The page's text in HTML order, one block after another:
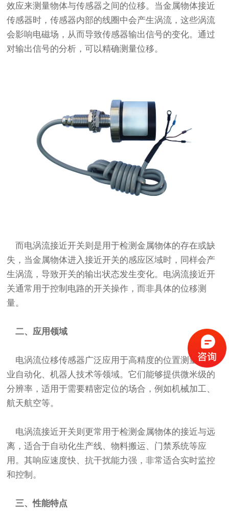
效应来测量物体与传感器之间的位移。当金属物体接近
传感器时，传感器内部的线圈中会产生涡流，这些涡流
会影响电磁场，从而导致传感器输出信号的变化。通过
对输出信号的分析，可以精确测量位移。
而电涡流接近开关则是用于检测金属物体的存在或缺
失，当金属物体进入接近开关的感应区域时，同样会产
生涡流，导致开关的输出状态发生变化。电涡流接近开
关通常用于控制电路的开关操作，而非具体的位移测
量。
二、应用领域
电涡流位移传感器广泛应用于高精度的位置测量、工
业自动化、机器人技术等领域。它们能够提供微米级的
分辨率，适用于需要精密定位的场合，例如机械加工、
航天航空等。
电涡流接近开关则更常用于检测金属物体的接近与远
离，适合于自动化生产线、物料搬运、门禁系统等应
用。其响应速度快、抗干扰能力强，非常适合实时监控
和控制。
三、性能特点